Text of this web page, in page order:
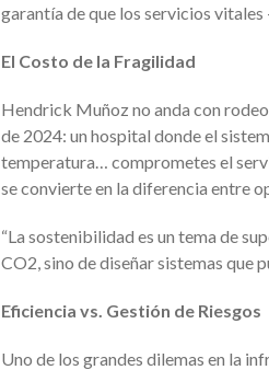
garantía de que los servicios
El Costo de la Fragilidad
Hendrick Muñoz no anda con
de 2024: un hospital donde el
temperatura… comprometes el
se convierte en la diferencia entre
“La sostenibilidad es un tema de
CO2, sino de diseñar sistemas que
Eficiencia vs. Gestión de Riesgos
Uno de los grandes dilemas en la